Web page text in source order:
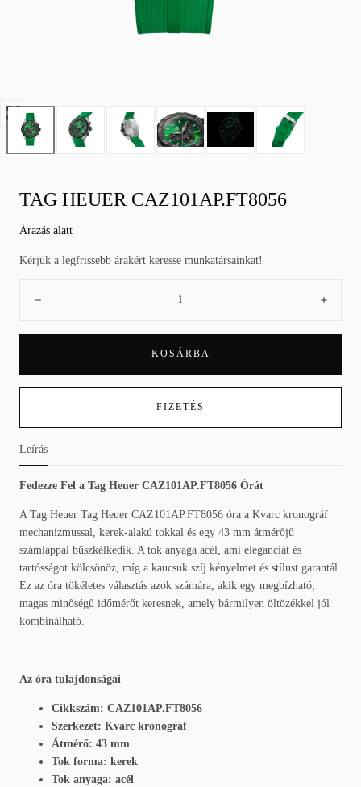
Nyissa
meg
a
médiát
modálisan
TAG HEUER CAZ101AP.FT8056
Normál
Árazás alatt
Kérjük a legfrissebb árakért keresse munkatársainkat!
KOSÁRBA
FIZETÉS
Leírás
Fedezze Fel a Tag Heuer CAZ101AP.FT8056 Órát
A Tag Heuer Tag Heuer CAZ101AP.FT8056 óra a Kvarc kronográf
mechanizmussal, kerek-alakú tokkal és egy 43 mm átmérőjű
számlappal büszkélkedik. A tok anyaga acél, ami eleganciát és
tartósságot kölcsönöz, míg a kaucsuk szíj kényelmet és stílust garantál.
Ez az óra tökéletes választás azok számára, akik egy megbízható,
magas minőségű időmérőt keresnek, amely bármilyen öltözékkel jól
kombinálható.
Az óra tulajdonságai
Cikkszám: CAZ101AP.FT8056
Szerkezet: Kvarc kronográf
Átmérő: 43 mm
Tok forma: kerek
Tok anyaga: acél